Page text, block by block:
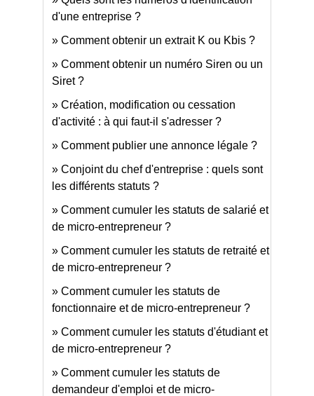
d'une entreprise ?
Comment obtenir un extrait K ou Kbis ?
Comment obtenir un numéro Siren ou un
Siret ?
Création, modification ou cessation
d'activité : à qui faut-il s'adresser ?
Comment publier une annonce légale ?
Conjoint du chef d'entreprise : quels sont
les différents statuts ?
Comment cumuler les statuts de salarié et
de micro-entrepreneur ?
Comment cumuler les statuts de retraité et
de micro-entrepreneur ?
Comment cumuler les statuts de
fonctionnaire et de micro-entrepreneur ?
Comment cumuler les statuts d'étudiant et
de micro-entrepreneur ?
Comment cumuler les statuts de
demandeur d'emploi et de micro-